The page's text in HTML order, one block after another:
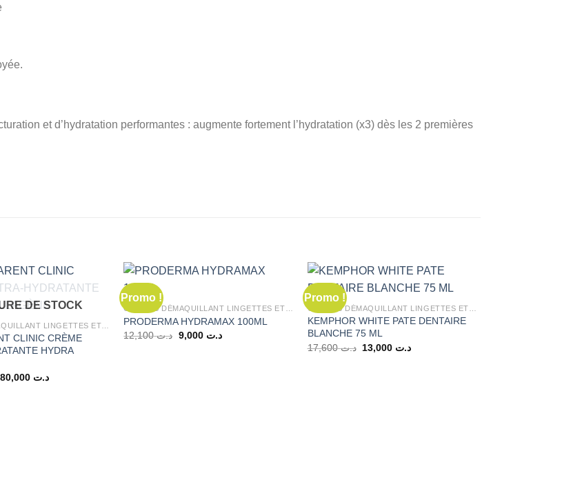
et d’hydratation performantes : augmente fortement l’hydratation (x3) dès les 2 premières
DE STOCK
CLINIC CRÈME
HYDRA
Le
prix
د.تLe
Promo !
PRODERMA HYDRAMAX 100ML
د.ت12,100
Le
د.ت 9,000
Le
Promo !
KEMPHOR WHITE PATE DENTAIRE
BLANCHE 75 ML
د.ت17,600
Le
prix
د.ت 13,000
Le